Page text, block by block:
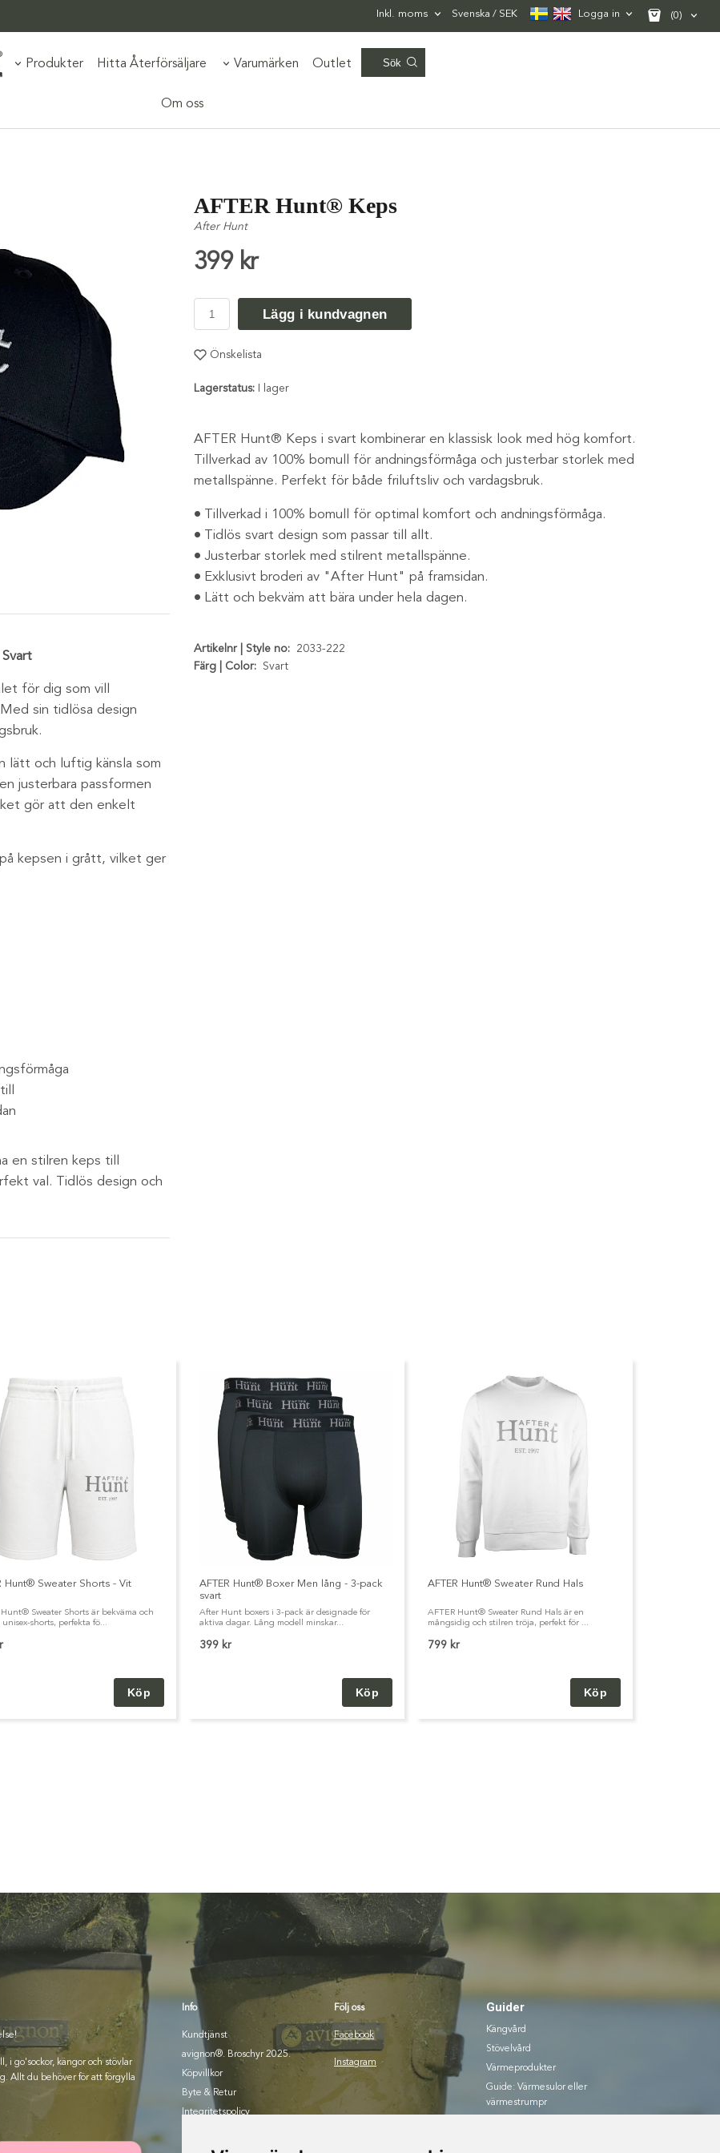
Inkl. moms Svenska SEK Logga in (0)
Produkter Hitta Återförsäljare Varumärken Outlet
Om oss
för dig som vill
sin tidlösa design
lätt och luftig känsla som
justerbara passformen
gör att den enkelt
kepsen i grått, vilket ger
en stilren keps till
val. Tidlös design och
AFTER Hunt® Keps
After Hunt
399 kr
Lägg i kundvagnen
Önskelista
Lagerstatus: I lager
AFTER Hunt® Keps i svart kombinerar en klassisk look med hög komfort.
Tillverkad av 100% bomull för andningsförmåga och justerbar storlek med
metallspänne. Perfekt för både friluftsliv och vardagsbruk.
Tillverkad i 100% bomull för optimal komfort och andningsförmåga.
Tidlös svart design som passar till allt.
Justerbar storlek med stilrent metallspänne.
Exklusivt broderi av "After Hunt" på framsidan.
Lätt och bekväm att bära under hela dagen.
Artikelnr | Style no:
2033-222
Färg | Color:
Svart
Hunt® Sweater Shorts - Vit
Hunt® Sweater Shorts är bekväma och
shorts, perfekta fö...
AFTER Hunt® Boxer Men lång - 3-pack
svart
After Hunt boxers i 3-pack är designade för
aktiva dagar. Lång modell minskar...
399 kr
AFTER Hunt® Sweater Rund Hals
AFTER Hunt® Sweater Rund Hals är en
mångsidig och stilren tröja, perfekt för ...
799 kr
i go'sockor, kängor och stövlar
Allt du behöver för att förgylla
Info
Kundtjänst
avignon®. Broschyr 2025.
Köpvillkor
Byte & Retur
Integritetspolicy
Bli återförsäljare
Följ oss
Facebook
Instagram
Guider
Kängvård
Stövelvård
Värmeprodukter
Guide: Värmesulor eller
värmestrumpr